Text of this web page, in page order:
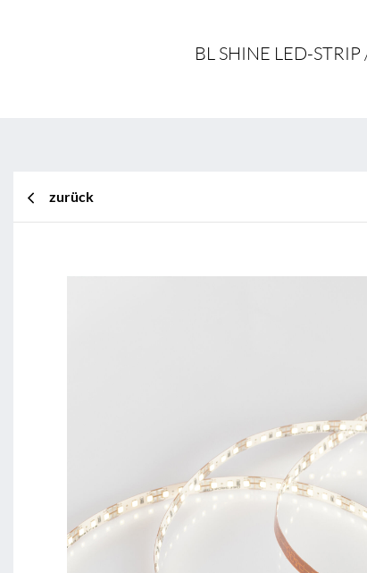
BL Shine XConfig - Sie stellen Ihr Produkt nach
BL SHINE LED-
zurück